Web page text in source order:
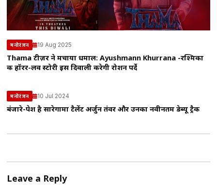
मनोरंजन 19 Aug 2025
Thama टीज़र ने मचाया धमाल: Ayushmann Khurrana -रश्मिका
की हॉरर-लव स्टोरी इस दिवाली करेगी रोशन पर्दे
मनोरंजन 10 Jul 2024
बंजारे-पेश है सारेगामा टैलेंट अर्जुन तंवर और उनका नवीनतम डेब्यू ट्रैक
Leave a Reply